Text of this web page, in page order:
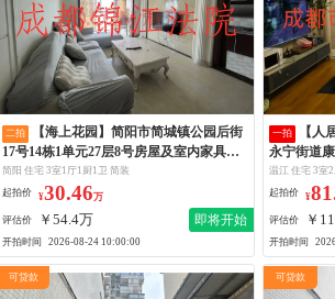
二拍
17号14栋1单元27层8号房屋及室内家具家
电
简阳 住宅 3室1厅1厨1卫 简装
起拍价 ¥30.46万
评估价 ￥54.4万 即将开始
开拍时间 2026-08-24 10:00:00
一拍
永宁街道
房屋
温江 住宅 3室
起拍价 ¥
评估价 ￥
开拍时间
可贷款 可贷款